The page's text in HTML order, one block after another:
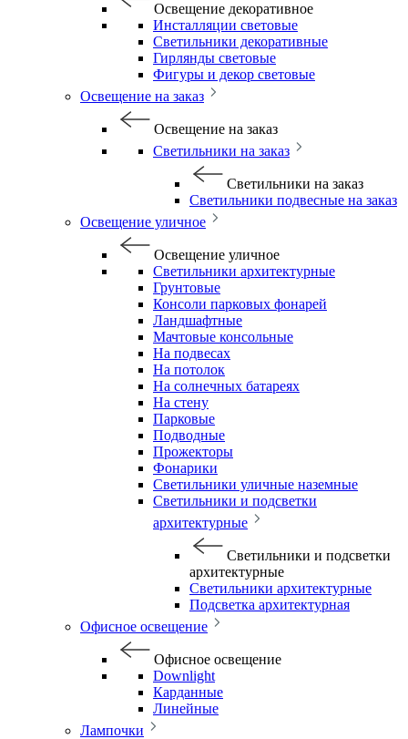
Освещение декоративное
Инсталляции световые
Светильники декоративные
Гирлянды световые
Фигуры и декор световые
Освещение на заказ
Освещение на заказ
Светильники на заказ
Светильники на заказ
Светильники подвесные на заказ
Освещение уличное
Освещение уличное
Светильники архитектурные
Грунтовые
Консоли парковых фонарей
Ландшафтные
Мачтовые консольные
На подвесах
На потолок
На солнечных батареях
На стену
Парковые
Подводные
Прожекторы
Фонарики
Светильники уличные наземные
Светильники и подсветки
архитектурные
Светильники и подсветки
архитектурные
Светильники архитектурные
Подсветка архитектурная
Офисное освещение
Офисное освещение
Downlight
Карданные
Линейные
Лампочки